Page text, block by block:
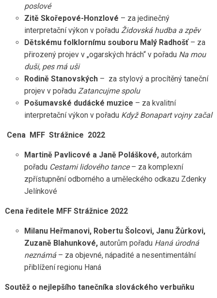
poslové
Zitě Skořepové-Honzlové – za jedinečný
interpretační výkon v pořadu Židovská hudba a zpěv
Dětskému folklornímu souboru Malý Radhošť – za
přirozený projev v „ogarských hrách“ v pořadu Na mou
duši, pes má uši
Rodině Stanovských – za stylový a procítěný taneční
projev v pořadu Zatancujme spolu
Pošumavské dudácké muzice – za kvalitní
interpretační výkon v pořadu Když Bonapart vojny začal
Cena MFF Strážnice 2022
Martině Pavlicové a Janě Poláškové, autorkám
pořadu Cestami lidového tance– za komplexní
zpřístupnění odborného a uměleckého odkazu Zdenky
Jelínkové
Cena ředitele MFF Strážnice 2022
Milanu Heřmanovi, Robertu Šolcovi, Janu Žůrkovi,
Zuzaně Blahunkové, autorům pořadu Haná úrodná
neznámá – za objevné, nápadité a nesentimentální
přiblížení regionu Haná
Soutěž o nejlepšího tanečníka slováckého verbuňku